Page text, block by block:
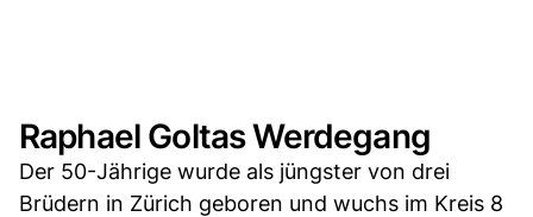
Raphael Goltas Werdegang
Der 50-Jährige wurde als jüngster von drei
Brüdern in Zürich geboren und wuchs im Kreis 8